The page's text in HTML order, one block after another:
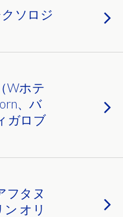
ソロジ
Wホテ
、バ
ガロブ
フタヌ
オリ